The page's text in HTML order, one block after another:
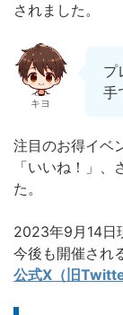
されました。
キヨ
プ
手
注目のお得イベ
「いいね！」
た。
2023年9月14日
今後も開催され
公式X（旧